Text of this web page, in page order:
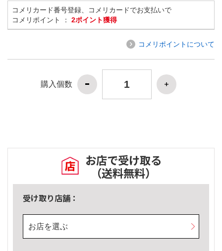
コメリカード番号登録、コメリカードでお支払いで
コメリポイント ： 2ポイント獲得
コメリポイントについて
購入個数
お店で受け取る
（送料無料）
受け取り店舗：
お店を選ぶ